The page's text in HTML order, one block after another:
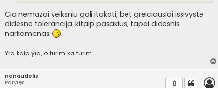
Cia nemazai veiksniu gali itakoti, bet greiciausiai issivyste
didesne tolerancija, kitaip pasakius, tapai didesnis
narkomanas
Yra kaip yra, o turim ka turim ..
nenaudelis
Patyręs
0